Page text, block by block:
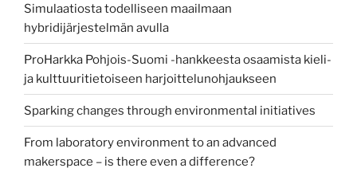
Simulaatiosta todelliseen maailmaan
hybridijärjestelmän avulla
ProHarkka Pohjois-Suomi -hankkeesta osaamista kieli-
ja kulttuuritietoiseen harjoittelunohjaukseen
Sparking changes through environmental initiatives
From laboratory environment to an advanced
makerspace – is there even a difference?